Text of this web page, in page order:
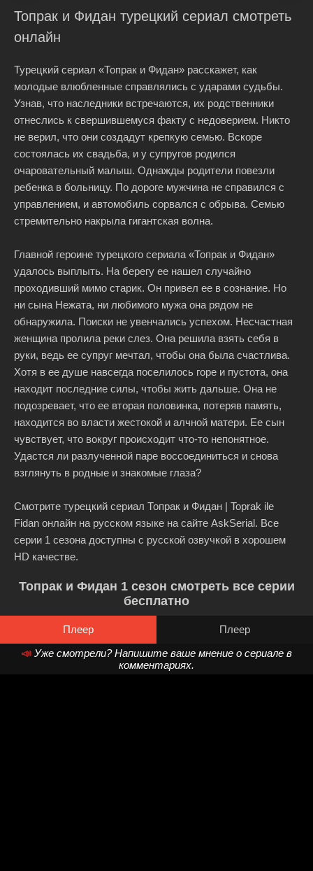
Топрак и Фидан турецкий сериал смотреть
онлайн
Турецкий сериал «Топрак и Фидан» расскажет, как
молодые влюбленные справлялись с ударами судьбы.
Узнав, что наследники встречаются, их родственники
отнеслись к свершившемуся факту с недоверием. Никто
не верил, что они создадут крепкую семью. Вскоре
состоялась их свадьба, и у супругов родился
очаровательный малыш. Однажды родители повезли
ребенка в больницу. По дороге мужчина не справился с
управлением, и автомобиль сорвался с обрыва. Семью
стремительно накрыла гигантская волна.
Главной героине турецкого сериала «Топрак и Фидан»
удалось выплыть. На берегу ее нашел случайно
проходивший мимо старик. Он привел ее в сознание. Но
ни сына Нежата, ни любимого мужа она рядом не
обнаружила. Поиски не увенчались успехом. Несчастная
женщина пролила реки слез. Она решила взять себя в
руки, ведь ее супруг мечтал, чтобы она была счастлива.
Хотя в ее душе навсегда поселилось горе и пустота, она
находит последние силы, чтобы жить дальше. Она не
подозревает, что ее вторая половинка, потеряв память,
находится во власти жестокой и алчной матери. Ее сын
чувствует, что вокруг происходит что-то непонятное.
Удастся ли разлученной паре воссоединиться и снова
взглянуть в родные и знакомые глаза?
Смотрите турецкий сериал Топрак и Фидан | Toprak ile
Fidan онлайн на русском языке на сайте AskSerial. Все
серии 1 сезона доступны с русской озвучкой в хорошем
HD качестве.
Топрак и Фидан 1 сезон смотреть все серии
бесплатно
Плеер
Плеер
📣 Уже смотрели? Напишите ваше мнение о сериале в
комментариях.